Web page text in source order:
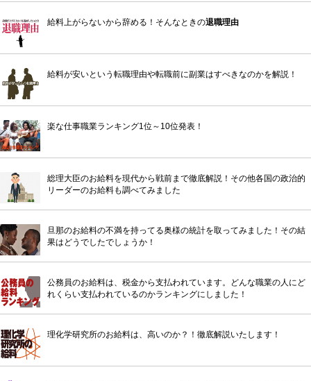
給料上がらないから辞める！そんなときの退職理由
給料が安いという転職理由や転職前に副業はすべきなのかを解説！
楽な仕事職業ランキング1位～10位発表！
総理大臣のお給料を現代から戦前まで徹底解説！その他各国の政治的
リーダーのお給料も調べてみました
旦那のお給料の不満を持ってる奥様の統計を取ってみました！その結
果はどうでしたでしょうか！
公務員のお給料は、税金から支払われています。どんな職業の人にど
れくらい支払われているのかランキングにしました！
理化学研究所のお給料は、高いのか？！徹底解説いたします！